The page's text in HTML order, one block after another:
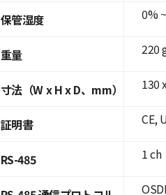
保管湿度
重量
寸法（W x H x D、mm）
証明書
RS-485
0%
220
130
CE,
1 ch